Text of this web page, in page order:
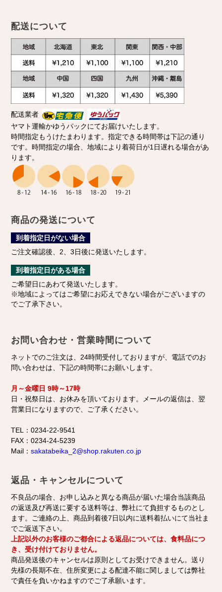
配送について
配送業者
ヤマト運輸かゆうパックにてお届けいたします。
時間指定もうけたまわります。指定できる時間帯は下記の通り
です。時間指定の場合、地域により着荷日が1日遅れる場合があ
ります。
商品の発送について
到着指定日がない場合
ご注文確認後、2、3日後に発送いたします。
到着指定日がある場合
ご希望日にあわて発送いたします。
※地域によってはご希望にお応えできない場合がございますの
でご了承下さい。
お問い合わせ・営業時間について
ネットでのご注文は、24時間受付しておりますが、電話でのお
問い合わせは、下記の時間帯にお願いします。
月～金曜日 9時～17時
日・祝祭日は、お休みを頂いております。メールの返信は、翌
営業日になりますので、ご了承ください。
TEL：0234-22-9541
FAX：0234-24-5239
Mail：sakatabeika_2@shop.rakuten.co.jp
返品・キャンセルについて
不良品の場合、お申し込みと異なる商品が届いた場合当該商品
の返送及び再送に要する送料等は、弊社にて負担するものとし
ます。ご連絡の上、商品到着後7日以内に送料着払いにて当社ま
でご返送下さい。
上記以外のお客様のご都合による返品については、食料品につ
き、受け付けておりません。
商品発送後のキャンセルは原則としてお受けできません。送り
先様の長期不在、住所変更による配達不能に関しましては弊社
で責任を負いかねますのでご了承願います。